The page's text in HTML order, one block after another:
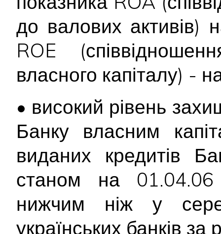
до валових активів)
ROE
власного капіталу) -
• високий рівень
Банку власним
виданих кредитів
станом на
нижчим ніж у
українських банків за